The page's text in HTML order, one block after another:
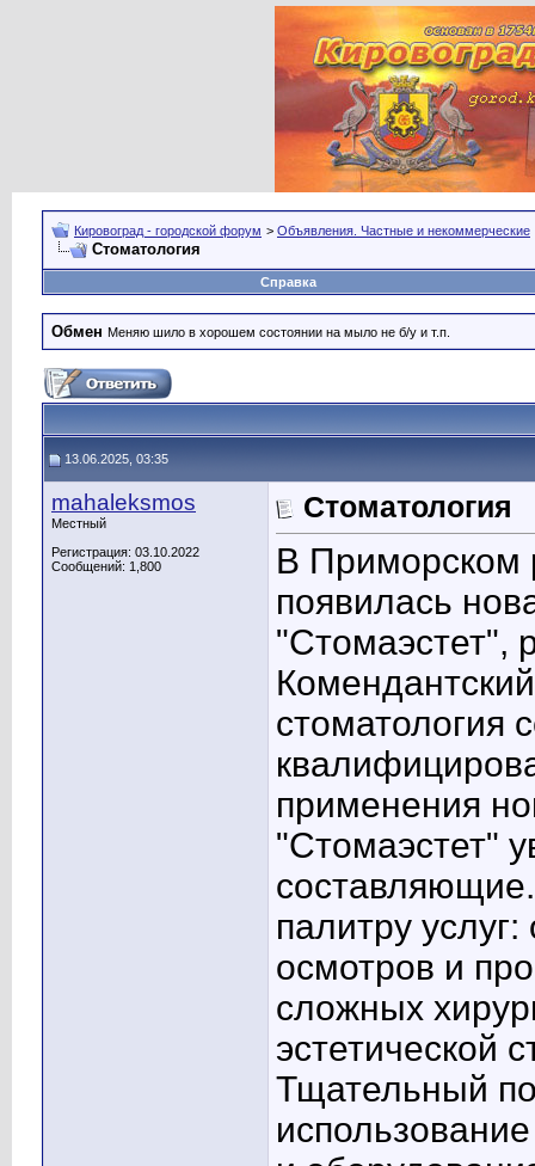
Кировоград - городской форум > Объявления. Частные и некоммерческие
Стоматология
Справка
Обмен Меняю шило в хорошем состоянии на мыло не б/у и т.п.
13.06.2025, 03:35
mahaleksmos
Местный
Регистрация: 03.10.2022
Сообщений: 1,800
Стоматология
В Приморском
появилась
"Стомаэстет",
стоматология
применения
"Стомаэстет"
палитру
осмотров и
сложных
эстетической
Тщательный